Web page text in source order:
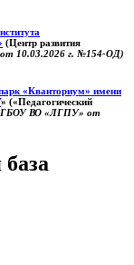
(Центр развития
10.03.2026 г. №154-ОД)
«Кванториум» имени
» («Педагогический
ВО «ЛГПУ» от